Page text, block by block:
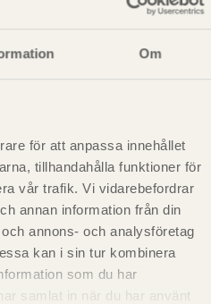
Om
för att anpassa innehållet
tillhandahålla funktioner för
vår trafik. Vi vidarebefordrar
annan information från din
annons- och analysföretag
kan i sin tur kombinera
som du har
samlat in när du har använt
är att motverka missfärgning
är svensk
produktkatalog för att
deras unika